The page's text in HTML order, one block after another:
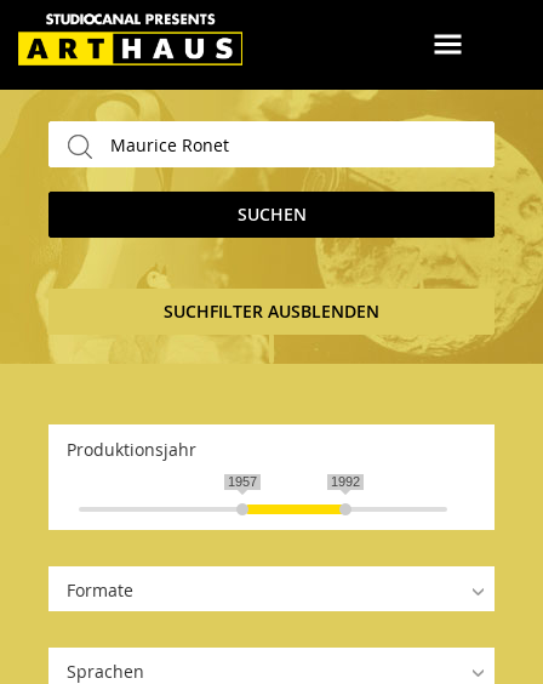
SUCHEN
SUCHFILTER AUSBLENDEN
Produktionsjahr
1957 1992
Formate
Sprachen